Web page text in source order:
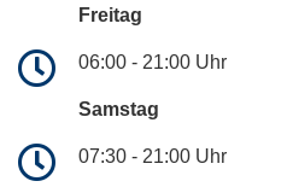
Freitag
06:00 - 21:00 Uhr
Samstag
07:30 - 21:00 Uhr